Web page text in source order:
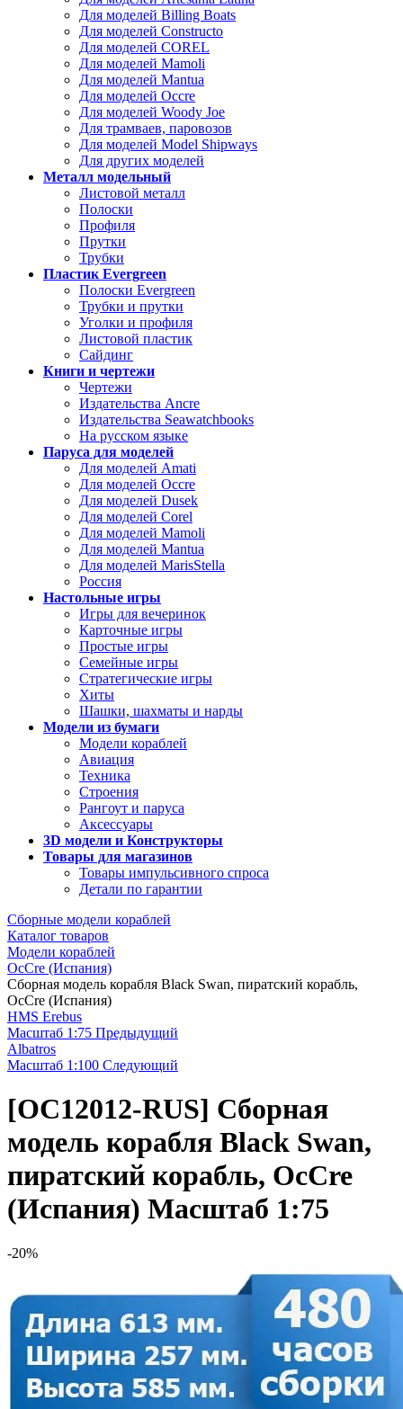
Для моделей Billing Boats
Для моделей Constructo
Для моделей COREL
Для моделей Mamoli
Для моделей Mantua
Для моделей Occre
Для моделей Woody Joe
Для трамваев, паровозов
Для моделей Model Shipways
Для других моделей
Металл модельный
Листовой металл
Полоски
Профиля
Прутки
Трубки
Пластик Evergreen
Полоски Evergreen
Трубки и прутки
Уголки и профиля
Листовой пластик
Сайдинг
Книги и чертежи
Чертежи
Издательства Ancre
Издательства Seawatchbooks
На русском языке
Паруса для моделей
Для моделей Amati
Для моделей Occre
Для моделей Dusek
Для моделей Corel
Для моделей Mamoli
Для моделей Mantua
Для моделей MarisStella
Россия
Настольные игры
Игры для вечеринок
Карточные игры
Простые игры
Семейные игры
Стратегические игры
Хиты
Шашки, шахматы и нарды
Модели из бумаги
Модели кораблей
Авиация
Техника
Строения
Рангоут и паруса
Аксессуары
3D модели и Конструкторы
Товары для магазинов
Товары импульсивного спроса
Детали по гарантии
Сборные модели кораблей
Каталог товаров
Модели кораблей
OcCre (Испания)
Сборная модель корабля Black Swan, пиратский корабль,
OcCre (Испания)
HMS Erebus
Масштаб 1:75 Предыдущий
Albatros
Масштаб 1:100 Следующий
[OC12012-RUS] Сборная
модель корабля Black Swan,
пиратский корабль, OcCre
(Испания) Масштаб 1:75
-20%